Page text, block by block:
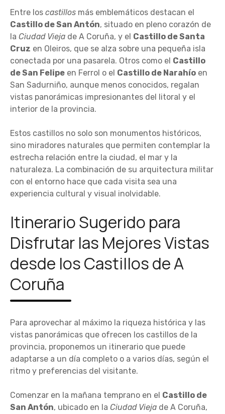
Entre los castillos más emblemáticos destacan el
Castillo de San Antón, situado en pleno corazón de
la Ciudad Vieja de A Coruña, y el Castillo de Santa
Cruz en Oleiros, que se alza sobre una pequeña isla
conectada por una pasarela. Otros como el Castillo
de San Felipe en Ferrol o el Castillo de Narahío en
San Sadurniño, aunque menos conocidos, regalan
vistas panorámicas impresionantes del litoral y el
interior de la provincia.
Estos castillos no solo son monumentos históricos,
sino miradores naturales que permiten contemplar la
estrecha relación entre la ciudad, el mar y la
naturaleza. La combinación de su arquitectura militar
con el entorno hace que cada visita sea una
experiencia cultural y visual inolvidable.
Itinerario Sugerido para
Disfrutar las Mejores Vistas
desde los Castillos de A
Coruña
Para aprovechar al máximo la riqueza histórica y las
vistas panorámicas que ofrecen los castillos de la
provincia, proponemos un itinerario que puede
adaptarse a un día completo o a varios días, según el
ritmo y preferencias del visitante.
Comenzar en la mañana temprano en el Castillo de
San Antón, ubicado en la Ciudad Vieja de A Coruña,